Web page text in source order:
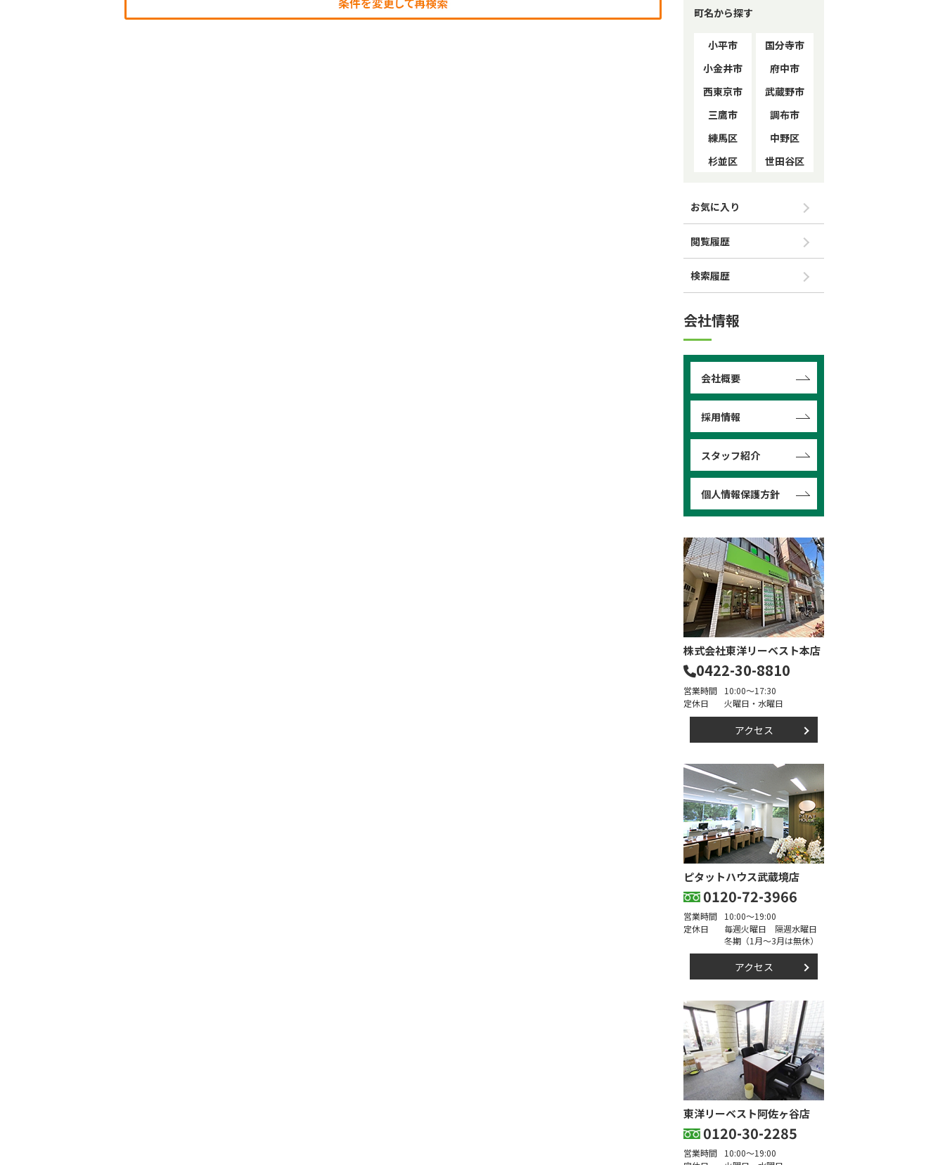
町名から探す
小平市
国分寺市
小金井市
府中市
西東京市
武蔵野市
三鷹市
調布市
練馬区
中野区
杉並区
世田谷区
お気に入り
閲覧履歴
検索履歴
会社情報
会社概要
採用情報
スタッフ紹介
個人情報保護方針
株式会社東洋リーベスト本店
0422-30-8810
営業時間
10:00～17:30
定休日
火曜日・水曜日
アクセス
ピタットハウス武蔵境店
0120-72-3966
営業時間
10:00～19:00
定休日
毎週火曜日 隔週水曜日
冬期（1月～3月は無休）
アクセス
東洋リーベスト阿佐ヶ谷店
0120-30-2285
営業時間
10:00～19:00